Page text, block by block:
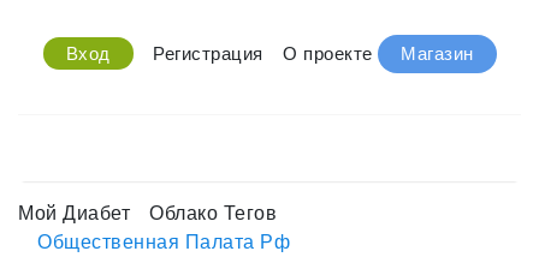
Вход Регистрация О проекте Магазин
Мой Диабет
Облако Тегов
Общественная Палата Рф